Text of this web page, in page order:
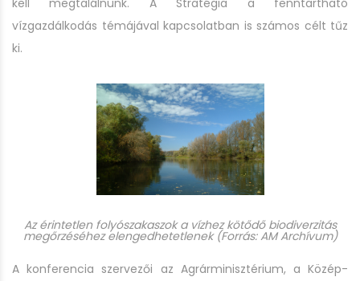
kell megtalálnunk. A Stratégia a fenntartható
vízgazdálkodás témájával kapcsolatban is számos célt tűz
ki.
Az érintetlen folyószakaszok a vízhez kötődő biodiverzitás
megőrzéséhez elengedhetetlenek (Forrás: AM Archívum)
A konferencia szervezői az Agrárminisztérium, a Közép-